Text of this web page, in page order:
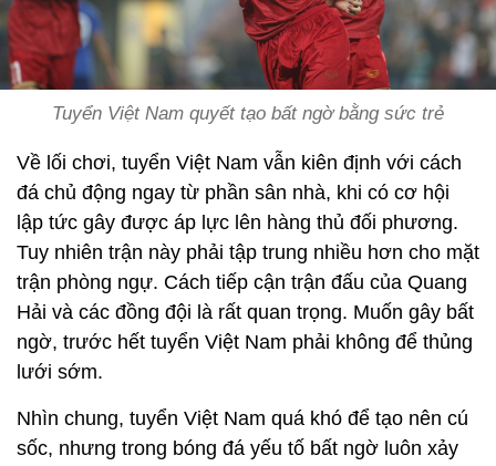
Tuyển Việt Nam quyết tạo bất ngờ bằng sức trẻ
Về lối chơi, tuyển Việt Nam vẫn kiên định với cách
đá chủ động ngay từ phần sân nhà, khi có cơ hội
lập tức gây được áp lực lên hàng thủ đối phương.
Tuy nhiên trận này phải tập trung nhiều hơn cho mặt
trận phòng ngự. Cách tiếp cận trận đấu của Quang
Hải và các đồng đội là rất quan trọng. Muốn gây bất
ngờ, trước hết tuyển Việt Nam phải không để thủng
lưới sớm.
Nhìn chung, tuyển Việt Nam quá khó để tạo nên cú
sốc, nhưng trong bóng đá yếu tố bất ngờ luôn xảy